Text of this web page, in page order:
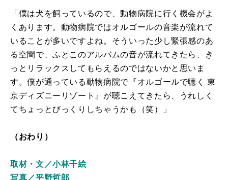
「僕は犬を飼っているので、動物病院に行く機会がよ
くあります。動物病院ではオルゴールの音楽が流れて
いることが多いですよね。そういった少し緊張感のあ
る空間で、ふとこのアルバムの音が流れてきたら、き
っとリラックスしてもらえるのではないかと思いま
す。僕が通っている動物病院で『オルゴールで聴く 東
京ディズニーリゾート』が聴こえてきたら、うれしく
てちょっとびっくりしちゃうかも（笑）」
（おわり）
取材・文／小林千絵
写真／平野哲郎